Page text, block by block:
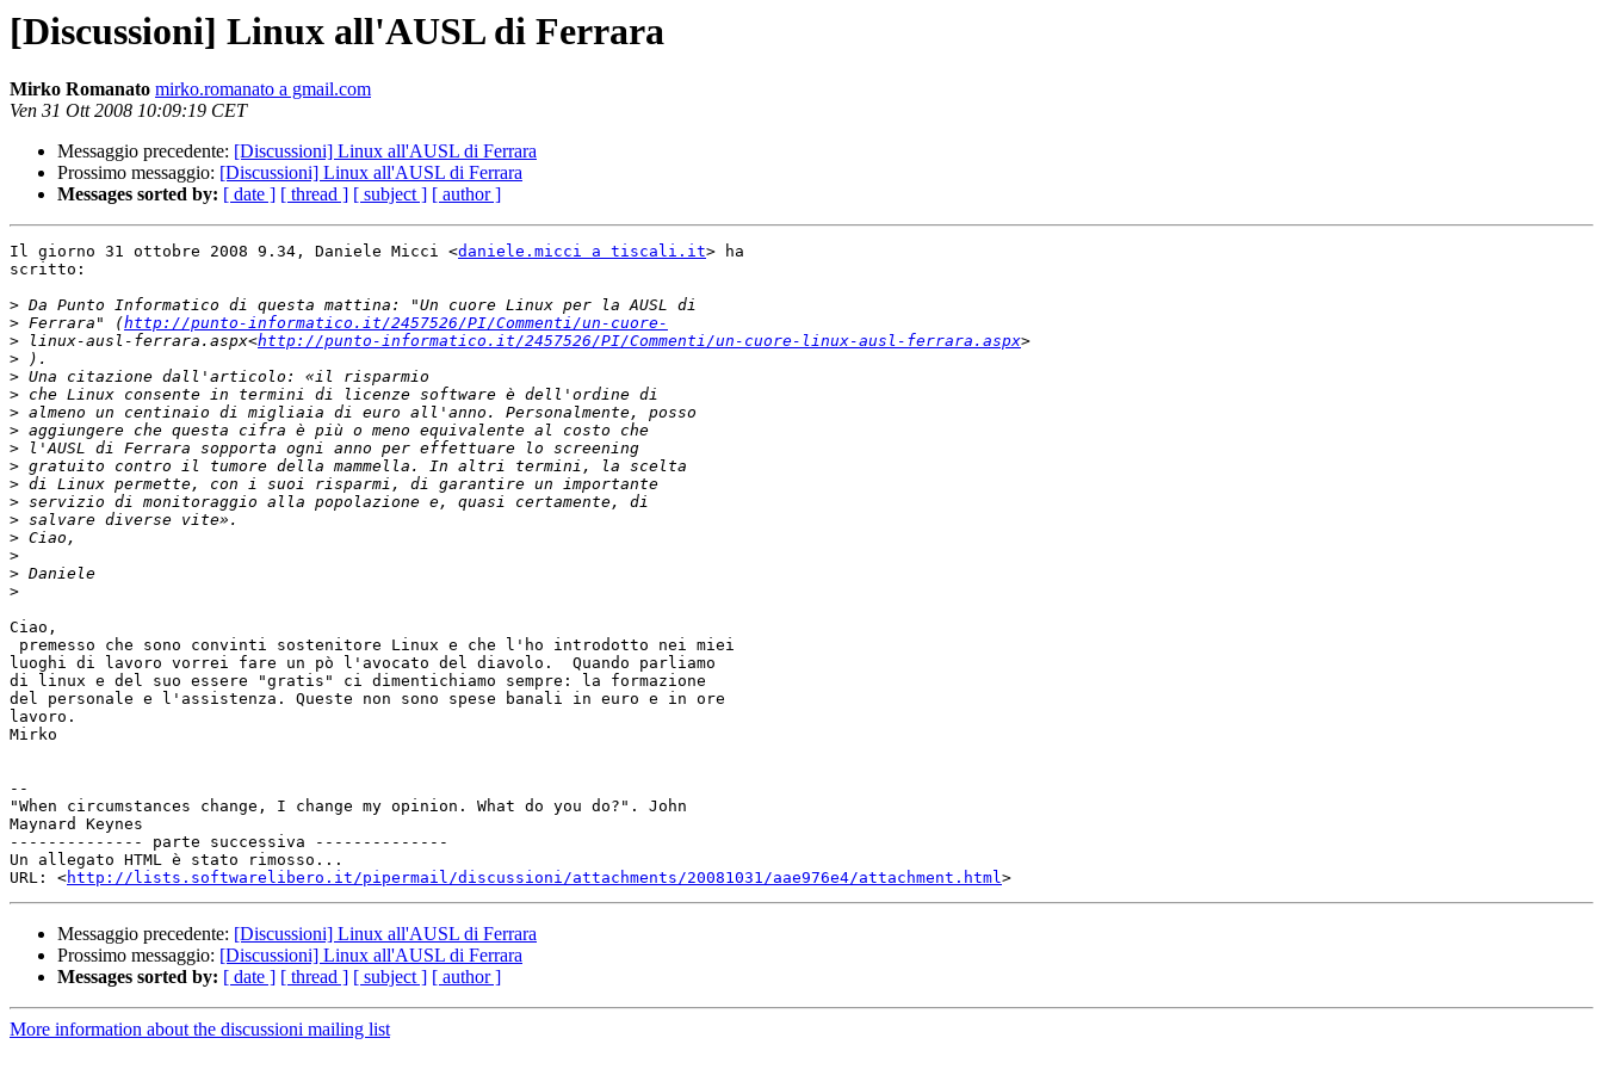
[Discussioni] Linux all'AUSL di Ferrara
Mirko Romanato mirko.romanato a gmail.com
Ven 31 Ott 2008 10:09:19 CET
Messaggio precedente: [Discussioni] Linux all'AUSL di Ferrara
Prossimo messaggio: [Discussioni] Linux all'AUSL di Ferrara
Messages sorted by: [ date ] [ thread ] [ subject ] [ author ]
Il giorno 31 ottobre 2008 9.34, Daniele Micci <daniele.micci a tiscali.it> ha
scritto:
>
> Ferrara" (http://punto-informatico.it/2457526/PI/Commenti/un-cuore-
> linux-ausl-ferrara.aspx<http://punto-informatico.it/2457526/PI/Commenti/un-cuore-linux-ausl-ferrara.aspx
>
>
>
>
>
>
>
>
>
>
>
>
>
>
Ciao,
luoghi di lavoro vorrei fare un pò l'avocato del diavolo.  Quando parliamo
di linux e del suo essere "gratis" ci dimentichiamo sempre: la formazione
del personale e l'assistenza. Queste non sono spese banali in euro e in ore
lavoro.
Mirko
--
"When circumstances change, I change my opinion. What do you do?". John
Maynard Keynes
-------------- parte successiva --------------
Un allegato HTML è stato rimosso...
URL: <http://lists.softwarelibero.it/pipermail/discussioni/attachments/20081031/aae976e4/attachment.html
Messaggio precedente: [Discussioni] Linux all'AUSL di Ferrara
Prossimo messaggio: [Discussioni] Linux all'AUSL di Ferrara
Messages sorted by: [ date ] [ thread ] [ subject ] [ author ]
More information about the discussioni mailing list